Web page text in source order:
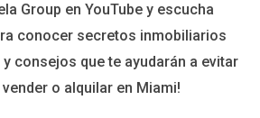
un broker que tenía una mala
Group en YouTube y escucha
conocer secretos inmobiliarios
consejos que te ayudarán a evitar
o alquilar en Miami!